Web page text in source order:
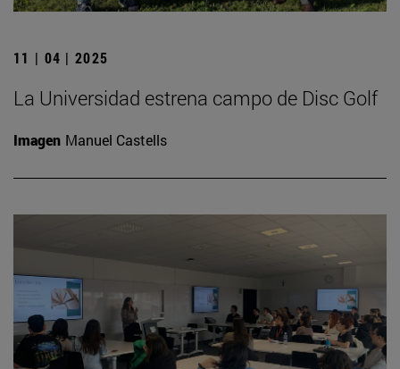
11 | 04 | 2025
La Universidad estrena campo de Disc Golf
Imagen Manuel Castells